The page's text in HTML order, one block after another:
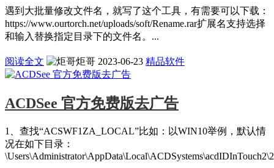
遇到大批量修改文件名，就写了这个工具，有需要可以下载：
https://www.ourtorch.net/uploads/soft/Rename.rar扩展名支持选择
和输入替换指定目录下的文件名。...
阅读全文 炬哥 2023-06-23 精品软件
ACDSee 官方免费版去广告
1、查找“ACSWF1ZA_LOCAL”比如：以WIN10举例，默认情
况在如下目录：